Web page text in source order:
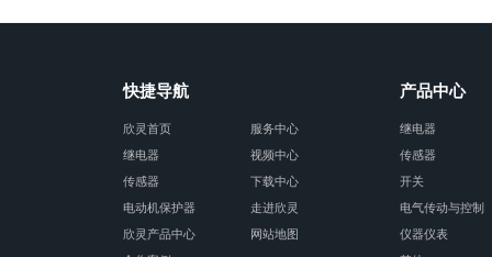
快捷导航
欣灵首页
服务中心
继电器
视频中心
传感器
下载中心
电动机保护器
走进欣灵
欣灵产品中心
网站地图
产品中心
继电器
传感器
开关
电气传动与控制
仪器仪表